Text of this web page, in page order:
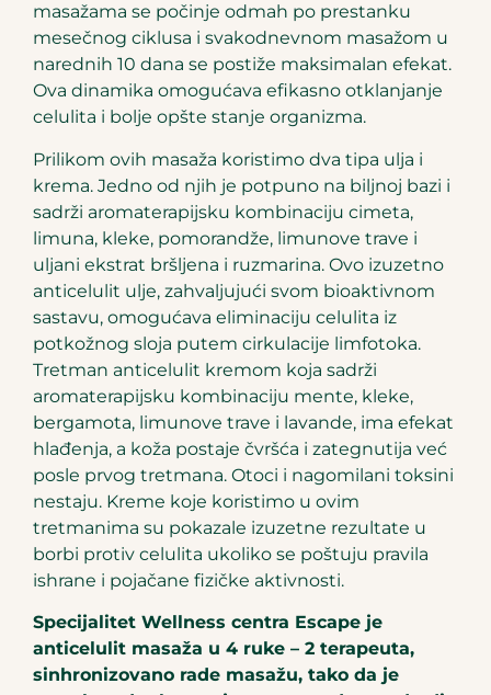
masažama se počinje odmah po prestanku
mesečnog ciklusa i svakodnevnom masažom u
narednih 10 dana se postiže maksimalan efekat.
Ova dinamika omogućava efikasno otklanjanje
celulita i bolje opšte stanje organizma.
Prilikom ovih masaža koristimo dva tipa ulja i
krema. Jedno od njih je potpuno na biljnoj bazi i
sadrži aromaterapijsku kombinaciju cimeta,
limuna, kleke, pomorandže, limunove trave i
uljani ekstrat bršljena i ruzmarina. Ovo izuzetno
anticelulit ulje, zahvaljujući svom bioaktivnom
sastavu, omogućava eliminaciju celulita iz
potkožnog sloja putem cirkulacije limfotoka.
Tretman anticelulit kremom koja sadrži
aromaterapijsku kombinaciju mente, kleke,
bergamota, limunove trave i lavande, ima efekat
hlađenja, a koža postaje čvršća i zategnutija već
posle prvog tretmana. Otoci i nagomilani toksini
nestaju. Kreme koje koristimo u ovim
tretmanima su pokazale izuzetne rezultate u
borbi protiv celulita ukoliko se poštuju pravila
ishrane i pojačane fizičke aktivnosti.
Specijalitet Wellness centra Escape je
anticelulit masaža u 4 ruke – 2 terapeuta,
sinhronizovano rade masažu, tako da je